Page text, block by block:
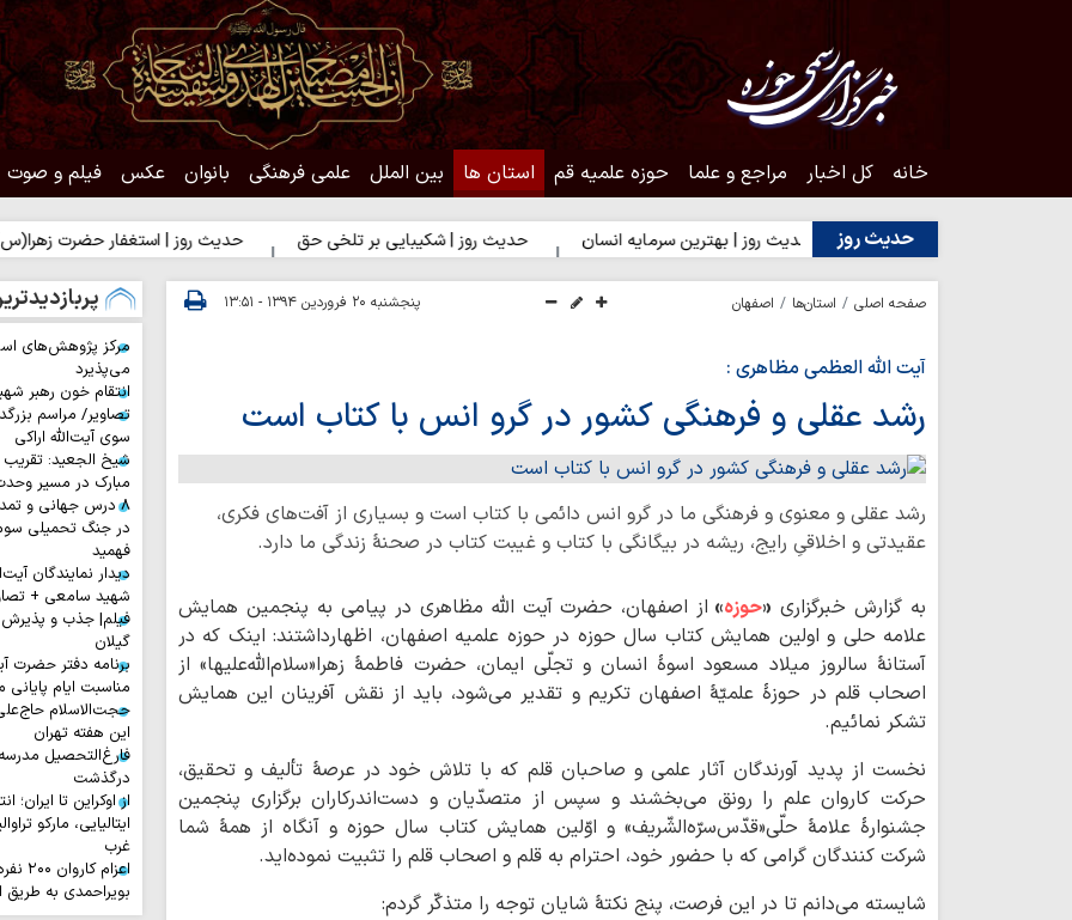
خانه کل اخبار مراجع و علما حوزه علمیه قم استان ها بین الملل علمی فرهنگی بانوان عکس فیلم و صوت
حدیث روز
حدیث روز | بهترین سرمایه انسان حدیث روز | شکیبایی بر تلخی حق حدیث روز | استغفار حضرت زهرا(س) برای زائران
صفحه اصلی استان‌ها اصفهان پنجشنبه ۲۰ فروردین ۱۳۹۴ - ۱۳:۵۱
آیت الله العظمی مظاهری :
رشد عقلی و فرهنگی کشور در گرو انس با کتاب است
رشد عقلی و معنوی و فرهنگی ما در گرو انس دائمی با کتاب است و بسیاری از آفت‌های فکری،
عقیدتی و اخلاقیِ رایج، ریشه در بیگانگی با کتاب و غیبت کتاب در صحنۀ زندگی ما دارد.
به گزارش خبرگزاری «حوزه» از اصفهان، حضرت آیت الله مظاهری در پیامی به پنجمین همایش
علامه حلی و اولین همایش کتاب سال حوزه در حوزه علمیه اصفهان، اظهارداشتند: اینک که در
آستانۀ سالروز میلاد مسعود اسوۀ انسان و تجلّی ایمان، حضرت فاطمۀ زهرا«سلام‌الله‌علیها» از
اصحاب قلم در حوزۀ علمیّۀ اصفهان تکریم و تقدیر می‌شود، باید از نقش‌ آفرینان این همایش
تشکر نمائیم.
نخست از پدید آورندگان آثار علمی و صاحبان قلم که با تلاش خود در عرصۀ تألیف و تحقیق،
حرکت کاروان علم را رونق می‌بخشند و سپس از متصدّیان و دست‌اندرکاران برگزاری پنجمین
جشنوارۀ علامۀ حلّی«قدّس‌سرّه‌الشّریف» و اوّلین همایش کتاب سال حوزه و آنگاه از همۀ شما
شرکت کنندگان گرامی که با حضور خود، احترام به قلم و اصحاب قلم را تثبیت نموده‌اید.
شایسته می‌دانم تا در این فرصت، پنج نکتۀ شایان توجه را متذکّر گردم:
مرکز پژوهش‌های
می‌پذیرد
انتقام خون رهبر
تصاویر/ مراسم
سوی آیت‌الله اراکی
شیخ الجعید: تقریب
مبارک در مسیر
۸ درس جهانی و
در جنگ تحمیلی
فهمید
دیدار نمایندگان
شهید سامعی +
فیلم| جذب و پذیرش
گیلان
برنامه دفتر حضرت
مناسبت ایام پایانی
حجت‌الاسلام
این هفته تهران
فارغ‌التحصیل
درگذشت
از اوکراین تا ایران؛
ایتالیایی، مارکو
غرب
بویراحمدی به